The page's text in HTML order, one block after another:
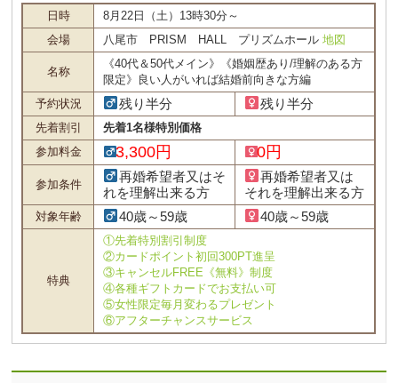
日時
8月22日（土）13時30分～
会場
八尾市 PRISM HALL プリズムホール地図
名称
《40代＆50代メイン》《婚姻歴あり/理解のある方
限定》良い人がいれば結婚前向きな方編
予約状況
残り半分 残り半分
先着割引
先着1名様特別価格
参加料金
3,300円 0円
参加条件
再婚希望者又はそ
れを理解出来る方
再婚希望者又は
それを理解出来る方
対象年齢 40歳～59歳 40歳～59歳
特典
①先着特別割引制度
②カードポイント初回300PT進呈
③キャンセルFREE《無料》制度
④各種ギフトカードでお支払い可
⑤女性限定毎月変わるプレゼント
⑥アフターチャンスサービス